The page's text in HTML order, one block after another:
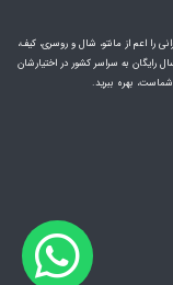
را اعم از مانتو، شال و روسری، کیف،
رایگان به سراسر کشور در اختیارشان
بهره ببرید.